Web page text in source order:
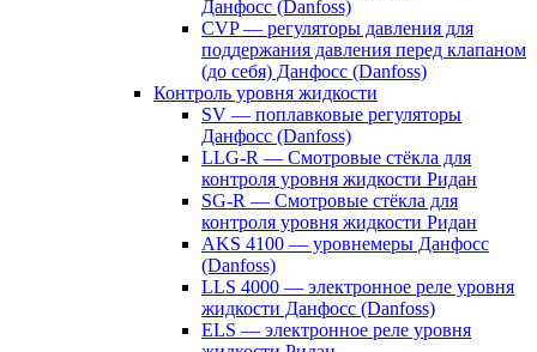
Данфосс (Danfoss)
CVP — регуляторы давления для
поддержания давления перед клапаном
(до себя) Данфосс (Danfoss)
Контроль уровня жидкости
SV — поплавковые регуляторы
Данфосс (Danfoss)
LLG-R — Смотровые стёкла для
контроля уровня жидкости Ридан
SG-R — Смотровые стёкла для
контроля уровня жидкости Ридан
AKS 4100 — уровнемеры Данфосс
(Danfoss)
LLS 4000 — электронное реле уровня
жидкости Данфосс (Danfoss)
ELS — электронное реле уровня